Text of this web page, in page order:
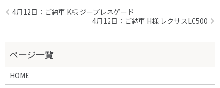
4月12日：ご納車 K様 ジープレネゲード
4月12日：ご納車 H様 レクサスLC500
HOME